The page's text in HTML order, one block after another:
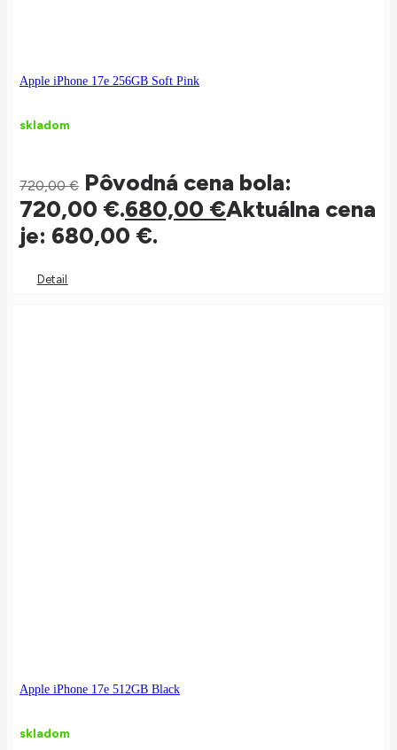
Apple iPhone 17e 256GB Soft Pink
skladom
720,00€ Pôvodná cena bola:
720,00 €.680,00 €Aktuálna cena
je: 680,00 €.
Detail
Apple iPhone 17e 512GB Black
skladom